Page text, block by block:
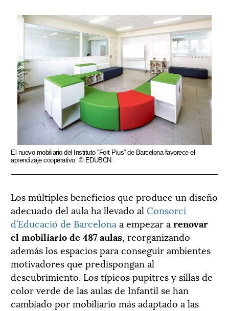
El nuevo mobiliario del Instituto “Fort Pius” de Barcelona favorece el
aprendizaje cooperativo. © EDUBCN
Los múltiples beneficios que produce un diseño
adecuado del aula ha llevado al Consorci
d’Educació de Barcelona a empezar a renovar
el mobiliario de 487 aulas, reorganizando
además los espacios para conseguir ambientes
motivadores que predispongan al
descubrimiento. Los típicos pupitres y sillas de
color verde de las aulas de Infantil se han
cambiado por mobiliario más adaptado a las